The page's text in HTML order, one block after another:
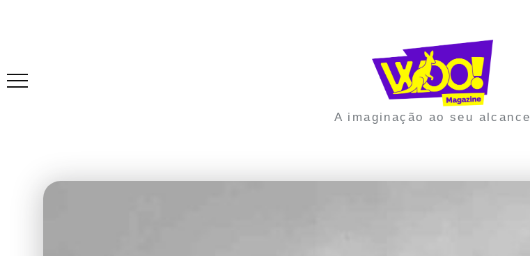
A imaginação ao seu alcance